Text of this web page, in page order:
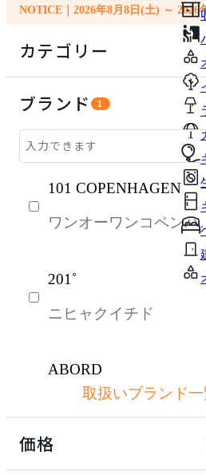
NOTICE｜2026年8月8日(土) ～ 2026
カテゴリー
収納家具
パーソナルブース・集中ブース
インテリア雑貨
ライト・照明
キッチン家電
ブランド 1
101 COPENHAGEN
ワンオーワンコペンハ
201˚
ニヒャクイチド
ABORD
アボール
取扱いブランド一
価格